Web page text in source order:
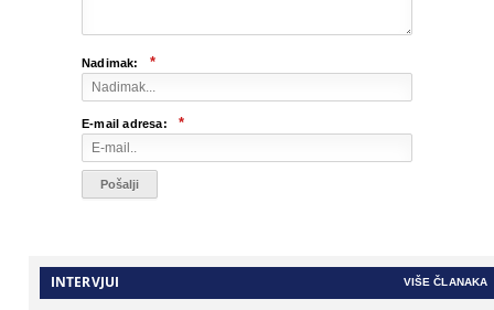
Nadimak: *
E-mail adresa: *
INTERVJUI VIŠE ČLANAKA